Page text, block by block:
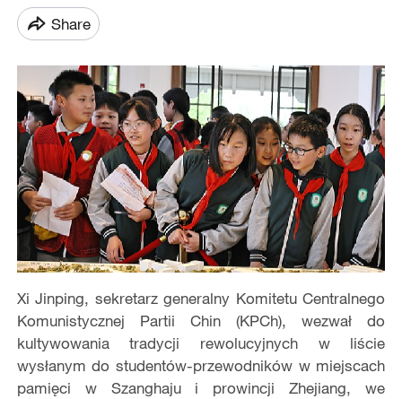
Share
Xi Jinping, sekretarz generalny Komitetu Centralnego
Komunistycznej Partii Chin (KPCh), wezwał do
kultywowania tradycji rewolucyjnych w liście
wysłanym do studentów-przewodników w miejscach
pamięci w Szanghaju i prowincji Zhejiang, we